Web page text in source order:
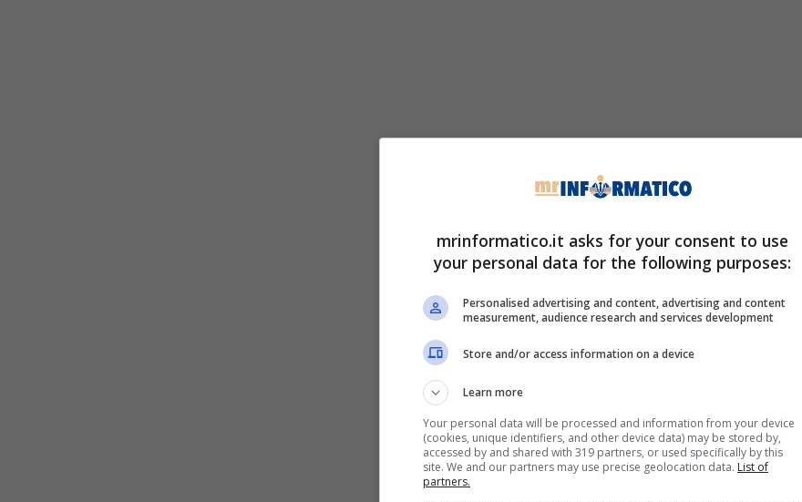
mrinformatico.it asks for your consent to use
your personal data for the following purposes:
Personalised advertising and content, advertising and content
measurement, audience research and services development
Store and/or access information on a device
Learn more
Your personal data will be processed and information from your device
(cookies, unique identifiers, and other device data) may be stored by,
accessed by and shared with 319 partners, or used specifically by this
site. We and our partners may use precise geolocation data. List of
partners.